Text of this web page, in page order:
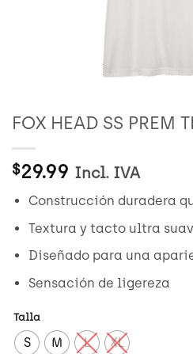
FOX HEAD SS PREM
$29.99 Incl. IVA
Construcción duradera
Textura y tacto ultra
Diseñado para una
Sensación de ligereza
Talla
S M L XL